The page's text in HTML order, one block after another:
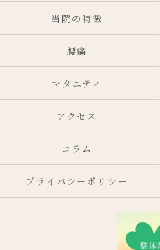
当院の特徴
腰痛
マタニティ
アクセス
コラム
プライバシーポリシー